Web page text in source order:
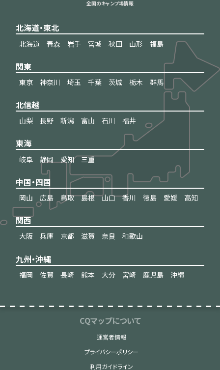
全国のキャンプ場情報
北海道・東北
北海道 青森 岩手 宮城 秋田 山形 福島
関東
東京 神奈川 埼玉 千葉 茨城 栃木 群馬
北信越
山梨 長野 新潟 富山 石川 福井
東海
岐阜 静岡 愛知 三重
中国・四国
岡山 広島 鳥取 島根 山口 香川 徳島 愛媛 高知
関西
大阪 兵庫 京都 滋賀 奈良 和歌山
九州・沖縄
福岡 佐賀 長崎 熊本 大分 宮崎 鹿児島 沖縄
CQマップについて
運営者情報
プライバシーポリシー
利用ガイドライン